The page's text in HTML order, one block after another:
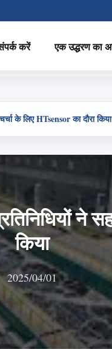
करें एक उद्धरण का
के लिए HTsensor का दौरा किया
ने
किया
2025/04/01